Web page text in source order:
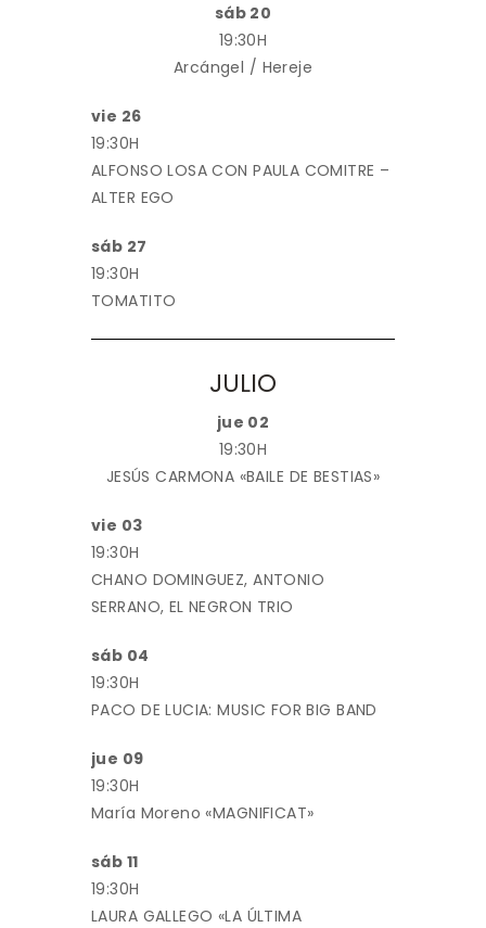
sáb 20
19:30H
Arcángel / Hereje
vie 26
19:30H
ALFONSO LOSA CON PAULA COMITRE –
ALTER EGO
sáb 27
19:30H
TOMATITO
JULIO
jue 02
19:30H
JESÚS CARMONA «BAILE DE BESTIAS»
vie 03
19:30H
CHANO DOMINGUEZ, ANTONIO
SERRANO, EL NEGRON TRIO
sáb 04
19:30H
PACO DE LUCIA: MUSIC FOR BIG BAND
jue 09
19:30H
María Moreno «MAGNIFICAT»
sáb 11
19:30H
LAURA GALLEGO «LA ÚLTIMA